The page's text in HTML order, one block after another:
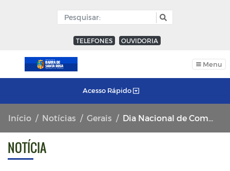
TELEFONES OUVIDORIA
Menu
Acesso Rápido
Início Notícias Gerais Dia Nacional de Combate ao Abuso e à Exploração Sexual de Crianças e Adolescentes
NOTÍCIA